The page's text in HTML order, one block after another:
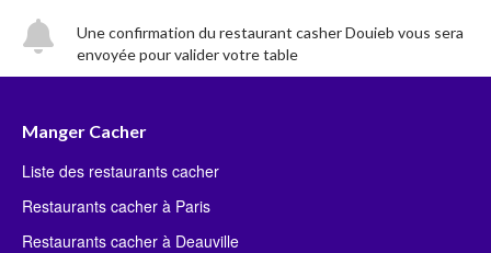
Une confirmation du restaurant casher Douieb vous sera
envoyée pour valider votre table
Manger Cacher
Liste des restaurants cacher
Restaurants cacher à Paris
Restaurants cacher à Deauville